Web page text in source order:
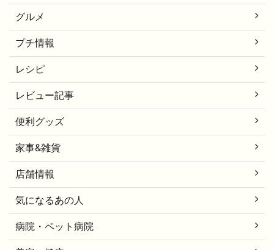
グルメ
プチ情報
レシピ
レビュー記事
便利グッズ
家事&雑貨
店舗情報
気になるあの人
病院・ペット病院